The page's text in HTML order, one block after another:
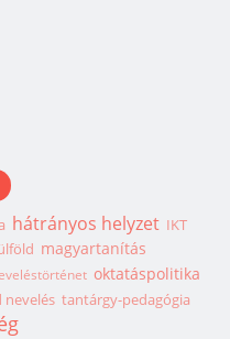
hátrányos helyzet IKT
magyartanítás
oktatáspolitika
nevelés tantárgy-pedagógia